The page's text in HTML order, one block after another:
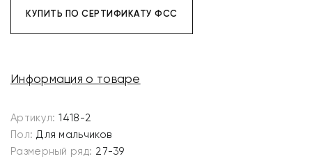
КУПИТЬ ПО СЕРТИФИКАТУ ФСС
Информация о товаре
Артикул: 1418-2
Пол: Для мальчиков
Размерный ряд: 27-39